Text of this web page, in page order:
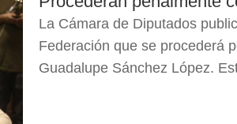
La Cámara de Diputados
Federación que se procederá
Guadalupe Sánchez López.